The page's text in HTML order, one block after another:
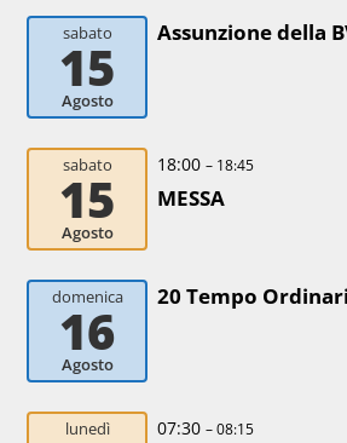
sabato
15
Agosto
Assunzione della
sabato
15
Agosto
18:00 – 18:45
MESSA
domenica
16
Agosto
20 Tempo
lunedì 07:30 – 08:15